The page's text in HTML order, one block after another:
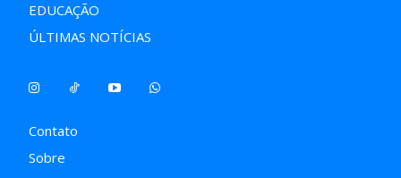
EDUCAÇÃO
ÚLTIMAS NOTÍCIAS
Contato
Sobre